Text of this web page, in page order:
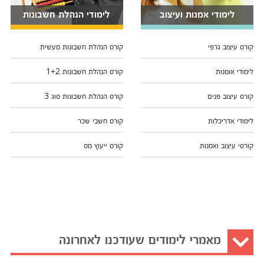
לימודי אמנות ועיצוב
קורס עיצוב גרפי
לימודי אומנות
קורס עיצוב פנים
לימודי אדריכלות
קורסי עיצוב ואמנות
לימודי הנהלת חשבונות
קורס הנהלת חשבונות מעשית
קורס הנהלת חשבונות 1+2
קורס הנהלת חשבונות סוג 3
קורס חשבי שכר
קורס ייעוץ מס
מאמרי לימודים שעודכנו לאחרונה